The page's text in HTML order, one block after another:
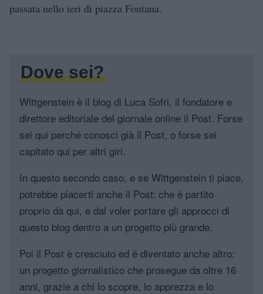
passata nello ieri di piazza Fontana.
Dove sei?
Wittgenstein è il blog di Luca Sofri, il fondatore e
direttore editoriale del giornale online il Post. Forse
sei qui perché conosci già il Post, o forse sei
capitato qui per altri giri.
In questo secondo caso, e se Wittgenstein ti piace,
potrebbe piacerti anche il Post: che è partito
proprio da qui, e dal voler portare gli approcci di
questo blog dentro a un progetto più grande.
Poi il Post è cresciuto ed è diventato anche altro:
un progetto giornalistico che prosegue da oltre 16
anni, grazie a chi lo scopre, lo apprezza e lo